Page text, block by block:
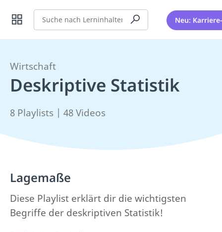
Suche Neu:
Wirtschaft
Deskriptive Statistik
8 Playlists | 48 Videos
Lagemaße
Diese Playlist erklärt dir die wichtigsten
Begriffe der deskriptiven Statistik!